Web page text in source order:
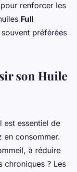
renforcer les
Full
préférées
son Huile
est essentiel de
en consommer.
à réduire
chroniques ? Les